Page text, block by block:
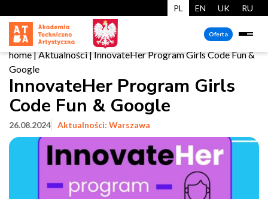
PL EN UK RU
Oferta
home|Aktualności|InnovateHer Program Girls Code Fun &
Google
InnovateHer Program Girls
Code Fun & Google
26.08.2024 Aktualności: Warszawa